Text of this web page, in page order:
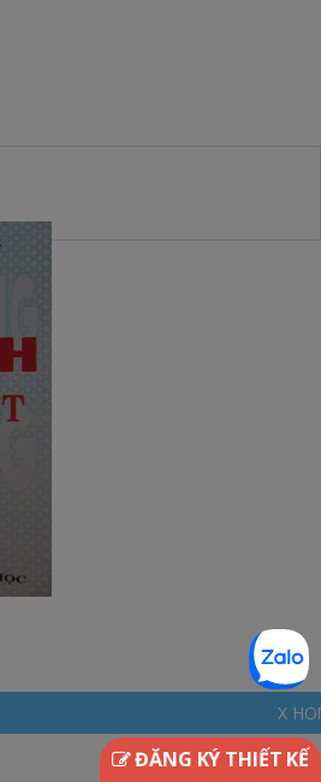
ĐĂNG KÝ THIẾT KẾ
X HOME -